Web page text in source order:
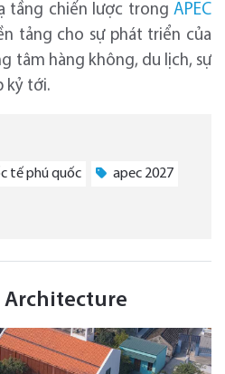
tầng chiến lược trong APEC
tảng cho sự phát triển của
tâm hàng không, du lịch, sự
kỷ tới.
tế phú quốc apec 2027
Architecture